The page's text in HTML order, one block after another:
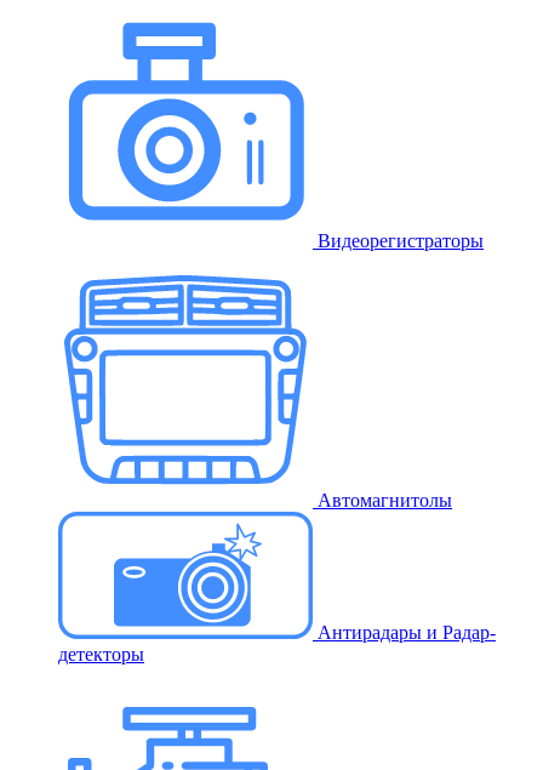
Видеорегистраторы
Автомагнитолы
Антирадары и Радар-
детекторы